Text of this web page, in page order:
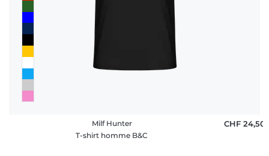
Milf Hunter
T-shirt homme B&C
CHF 24,50